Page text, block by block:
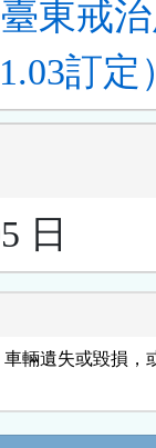
東戒
訂定
日
輛遺失或毀損，